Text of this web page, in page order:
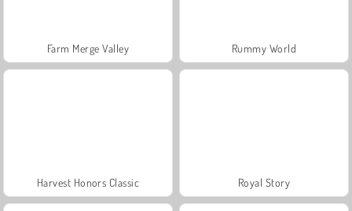
Farm Merge Valley Rummy World
Harvest Honors Classic Royal Story